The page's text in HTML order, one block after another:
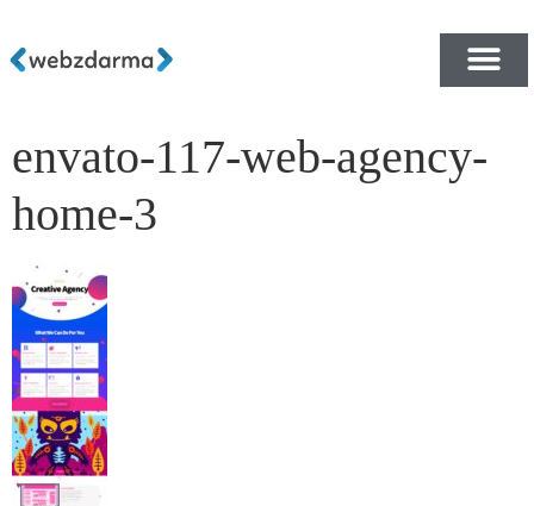
envato-117-web-agency-
home-3